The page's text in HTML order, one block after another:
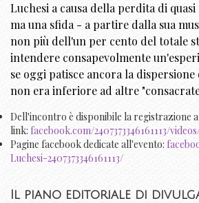
Luchesi a causa della perdita di
ma una sfida - a partire dalla sua
non più dell'un per cento del totale
intendere consapevolmente
se oggi patisce ancora la
non era inferiore ad altre
Dell'incontro è disponibile la registrazione
link: facebook.com/2407373346161113/
Pagine facebook dedicate all'evento:
Luchesi-2407373346161113/
Il piano editoriale di